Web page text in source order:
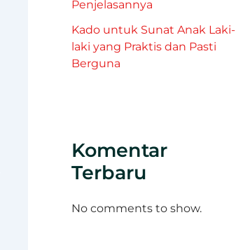
Penjelasannya
Kado untuk Sunat Anak Laki-
laki yang Praktis dan Pasti
Berguna
Komentar
Terbaru
No comments to show.